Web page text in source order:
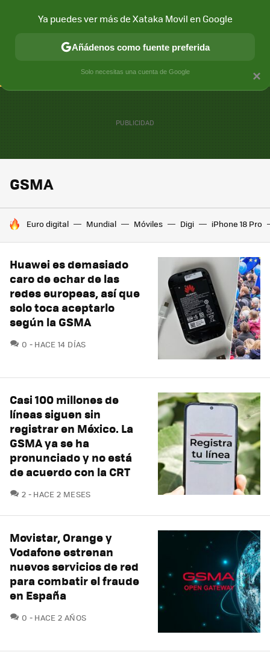
CONECTIVIDAD MÓVIL Y SOCIEDAD APLICACIONES
GSMA
HOY SE HABLA DE
Euro digital Mundial Móviles Digi iPhone 18 Pro
Huawei es demasiado
caro de echar de las
redes europeas, así que
solo toca aceptarlo
según la GSMA
0 COMENTARIOS
HACE 14 DÍAS
Casi 100 millones de
líneas siguen sin
registrar en México. La
GSMA ya se ha
pronunciado y no está
de acuerdo con la CRT
2 COMENTARIOS
HACE 2 MESES
Movistar, Orange y
Vodafone estrenan
nuevos servicios de red
para combatir el fraude
en España
0 COMENTARIOS
HACE 2 AÑOS
×
Ya puedes ver más de Xataka Movil en Google
Añádenos como fuente preferida
Solo necesitas una cuenta de Google